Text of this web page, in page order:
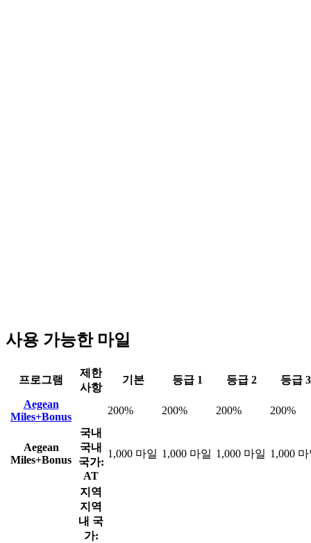
사용 가능한 마일
프로그램
제한
사항
기본 등급 1 등급 2 등급 3
Aegean
Miles+Bonus
200% 200% 200% 200%
Aegean
Miles+Bonus
국내
국내
국가:
AT
1,000 마일 1,000 마일 1,000 마일 1,000
지역
지역
내 국
가: